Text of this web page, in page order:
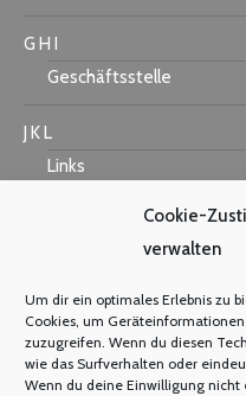
Cookie-
verwalten
Um dir ein optimales Erlebnis zu
Cookies, um
zuzugreifen. Wenn du diesen
wie das Surfverhalten oder
Wenn du deine Einwilligung nicht
G H I
Geschäftsstelle
J K L
Links
Mastercard
Warum Mitglied werden?
Mitgliedsbeitrag